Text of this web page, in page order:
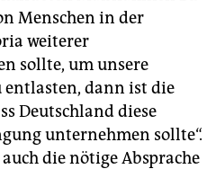
Menschen in der
weiterer
sollte, um unsere
entlasten, dann ist die
Deutschland diese
unternehmen sollte“.
die nötige Absprache